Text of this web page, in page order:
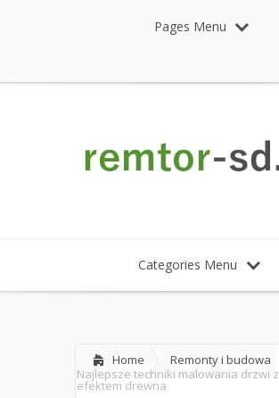
Pages Menu
Categories Menu
Home
Remonty i budowa
Najlepsze techniki malowania drzwi z
efektem drewna